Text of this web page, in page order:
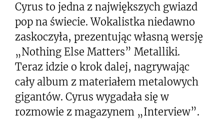
Cyrus to jedna z największych gwiazd
pop na świecie. Wokalistka niedawno
zaskoczyła, prezentując własną wersję
„Nothing Else Matters” Metalliki.
Teraz idzie o krok dalej, nagrywając
cały album z materiałem metalowych
gigantów. Cyrus wygadała się w
rozmowie z magazynem „Interview”.